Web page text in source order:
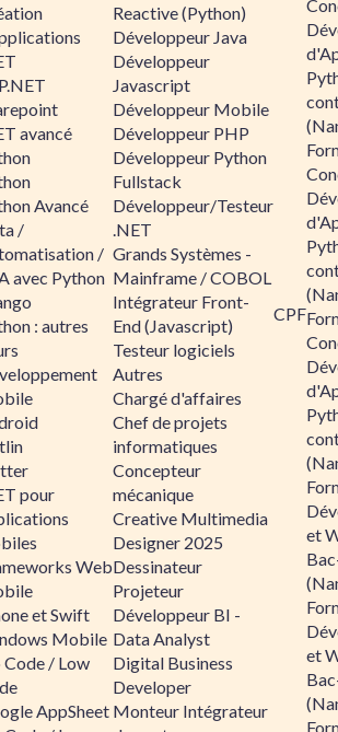
avancé
Avancé
/
/
avec Python
: autres
pour
Web
et Swift
Mobile
/ Low
AppSheet
Reactive (Python)
Développeur Java
Développeur
Javascript
Développeur Mobile
Développeur PHP
Développeur Python
Fullstack
Développeur/Testeur
.NET
Grands Systèmes -
Mainframe / COBOL
Intégrateur Front-
End (Javascript)
Testeur logiciels
Autres
Chargé d'affaires
Chef de projets
informatiques
Concepteur
mécanique
Creative Multimedia
Designer 2025
Dessinateur
Projeteur
Développeur BI -
Data Analyst
Digital Business
Developer
Monteur Intégrateur
CPF
et
et